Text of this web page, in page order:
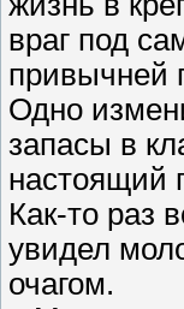
враг под
привычней
Одно
запасы в
настоящий
Как-то раз
увидел
очагом.